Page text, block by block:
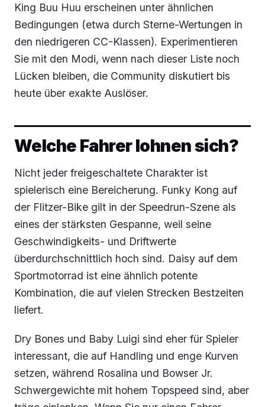
King Buu Huu erscheinen unter ähnlichen
Bedingungen (etwa durch Sterne-Wertungen in
den niedrigeren CC-Klassen). Experimentieren
Sie mit den Modi, wenn nach dieser Liste noch
Lücken bleiben, die Community diskutiert bis
heute über exakte Auslöser.
Welche Fahrer lohnen sich?
Nicht jeder freigeschaltete Charakter ist
spielerisch eine Bereicherung. Funky Kong auf
der Flitzer-Bike gilt in der Speedrun-Szene als
eines der stärksten Gespanne, weil seine
Geschwindigkeits- und Driftwerte
überdurchschnittlich hoch sind. Daisy auf dem
Sportmotorrad ist eine ähnlich potente
Kombination, die auf vielen Strecken Bestzeiten
liefert.
Dry Bones und Baby Luigi sind eher für Spieler
interessant, die auf Handling und enge Kurven
setzen, während Rosalina und Bowser Jr.
Schwergewichte mit hohem Topspeed sind, aber